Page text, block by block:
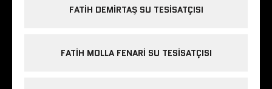
FATIH DEMIRTAŞ SU TESISATÇISI
FATIH MOLLA FENARI SU TESISATÇISI